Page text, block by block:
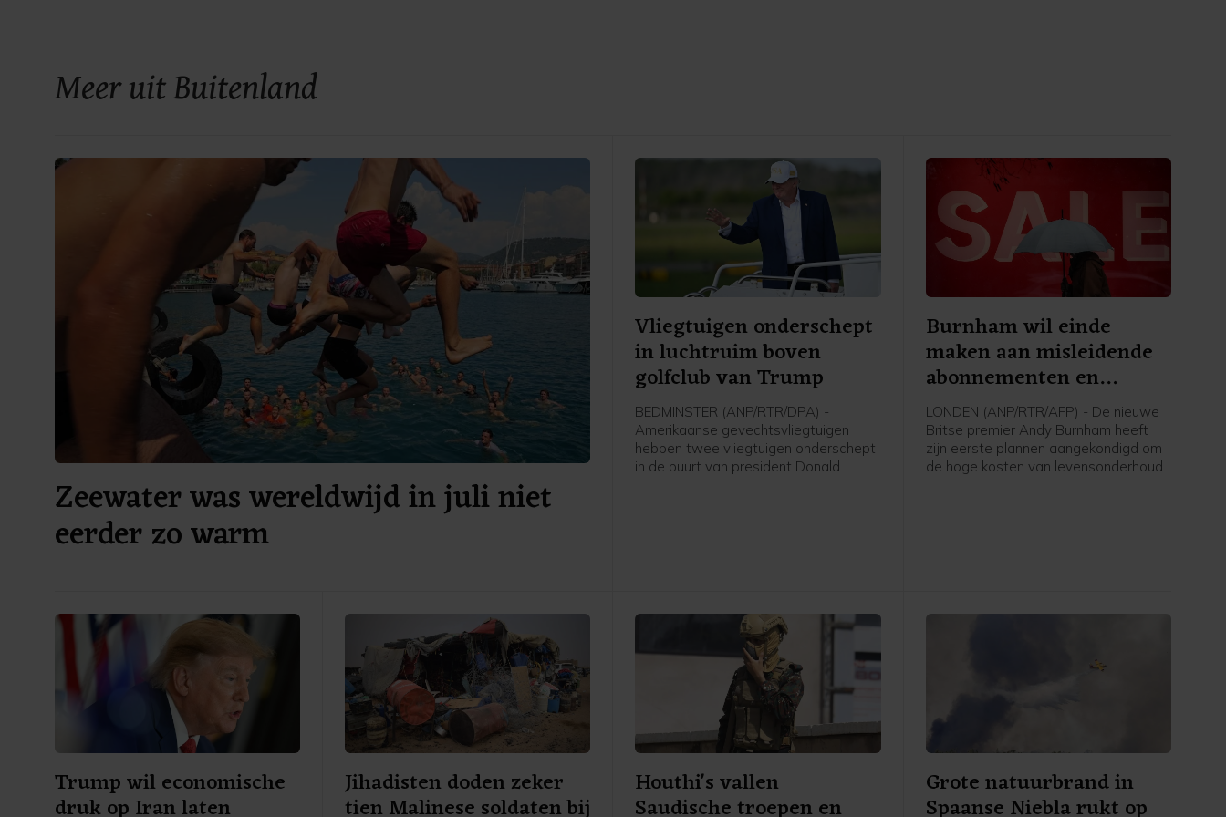
Meer uit Buitenland
Zeewater was wereldwijd in juli niet
eerder zo warm
Vliegtuigen onderschept
in luchtruim boven
golfclub van Trump
BEDMINSTER (ANP/RTR/DPA) -
Amerikaanse gevechtsvliegtuigen
hebben twee vliegtuigen onderschept
in de buurt van president Donald
Burnham wil einde
maken aan misleidende
abonnementen en
kortingen
LONDEN (ANP/RTR/AFP) - De nieuwe
Britse premier Andy Burnham heeft
zijn eerste plannen aangekondigd om
de hoge kosten van levensonderhoud
Trump wil economische
druk op Iran laten
Jihadisten doden zeker
tien Malinese soldaten bij
Houthi's vallen
Saudische troepen en
Grote natuurbrand in
Spaanse Niebla rukt op